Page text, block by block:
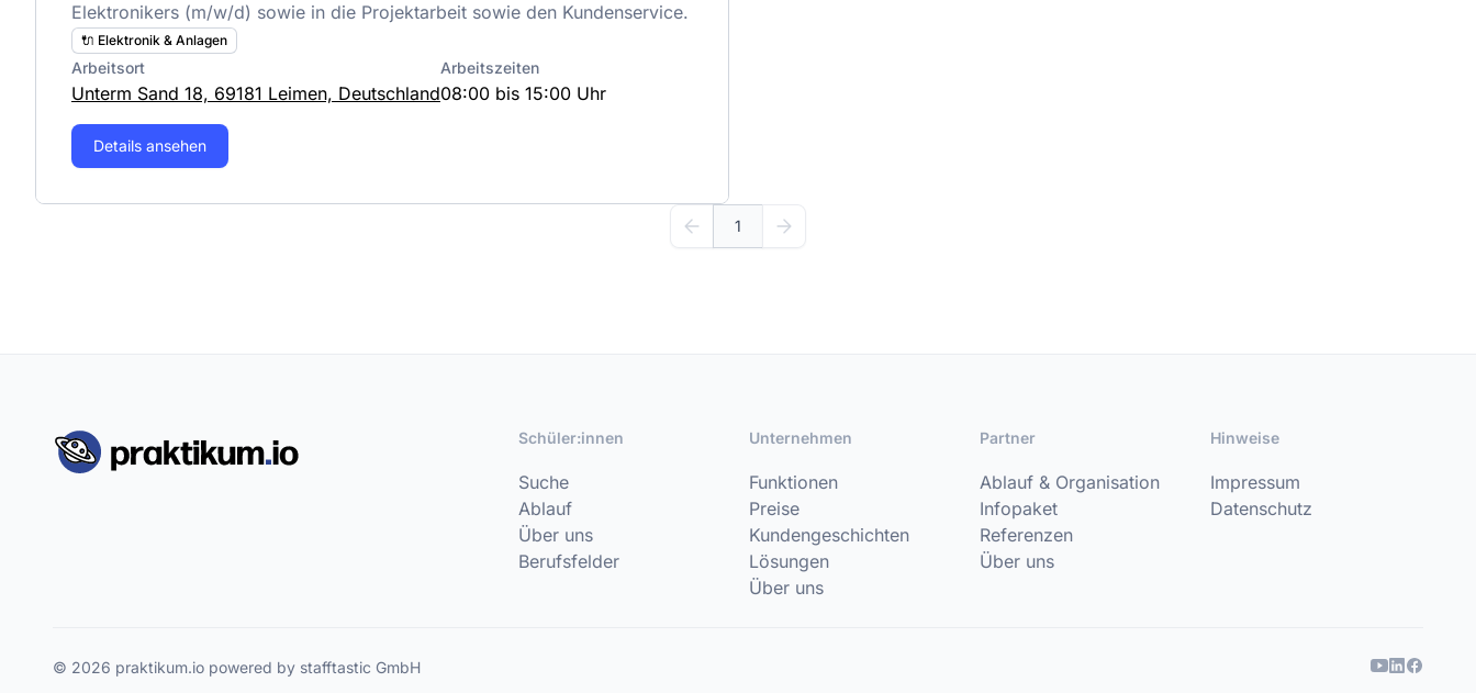
Elektronikers (m/w/d) sowie in die Projektarbeit sowie den Kundenservice.
🔌 Elektronik & Anlagen
Arbeitsort
Unterm Sand 18, 69181 Leimen, Deutschland
Arbeitszeiten
08:00 bis 15:00 Uhr
Details ansehen
1
Schüler:innen
Suche
Ablauf
Über uns
Berufsfelder
Unternehmen
Funktionen
Preise
Kundengeschichten
Lösungen
Über uns
Partner
Ablauf & Organisation
Infopaket
Referenzen
Über uns
Hinweise
Impressum
Datenschutz
© 2026 praktikum.io powered by stafftastic GmbH